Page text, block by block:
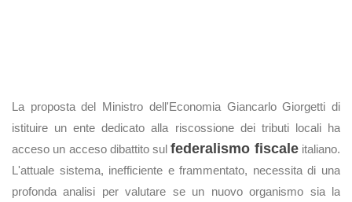
La proposta del Ministro dell'Economia Giancarlo Giorgetti di
istituire un ente dedicato alla riscossione dei tributi locali ha
acceso un acceso dibattito sulfederalismo fiscaleitaliano.
L'attuale sistema, inefficiente e frammentato, necessita di una
profonda analisi per valutare se un nuovo organismo sia la